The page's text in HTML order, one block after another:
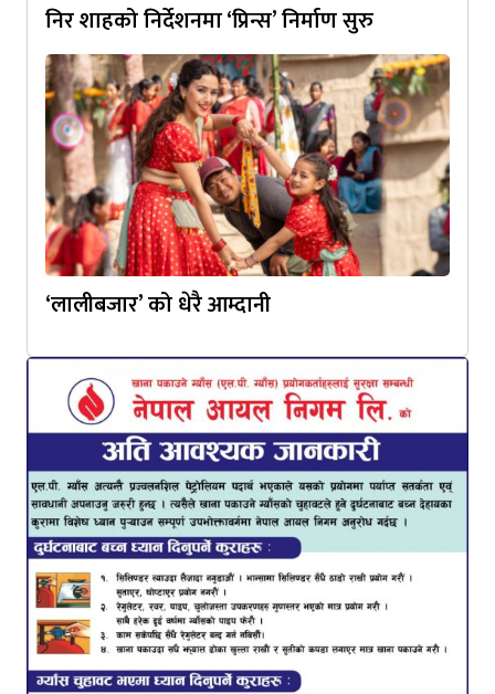
निर शाहको निर्देशनमा ‘प्रिन्स’ निर्माण सुरु
‘लालीबजार’ को धेरै आम्दानी